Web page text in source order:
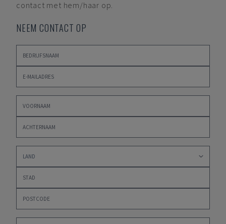
contact met hem/haar op.
NEEM CONTACT OP